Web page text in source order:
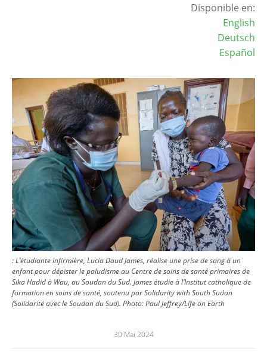
Disponible en:
English
Deutsch
Español
Image
: L’étudiante infirmière, Lucia Daud James, réalise une prise de sang à un
enfant pour dépister le paludisme au Centre de soins de santé primaires de
Sika Hadid à Wau, au Soudan du Sud. James étudie à l’Institut catholique de
formation en soins de santé, soutenu par Solidarity with South Sudan
(Solidarité avec le Soudan du Sud). Photo:Paul Jeffrey/Life on Earth
30 Mai 2024